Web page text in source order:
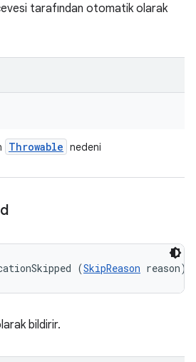
tarafından otomatik olarak
Throwable nedeni
(SkipReason reason)
bildirir.